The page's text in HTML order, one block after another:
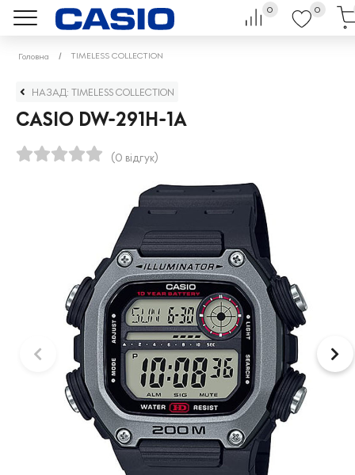
0 0
Головна TIMELESS COLLECTION
НАЗАД: TIMELESS COLLECTION
CASIO DW-291H-1A
(0 відгук)